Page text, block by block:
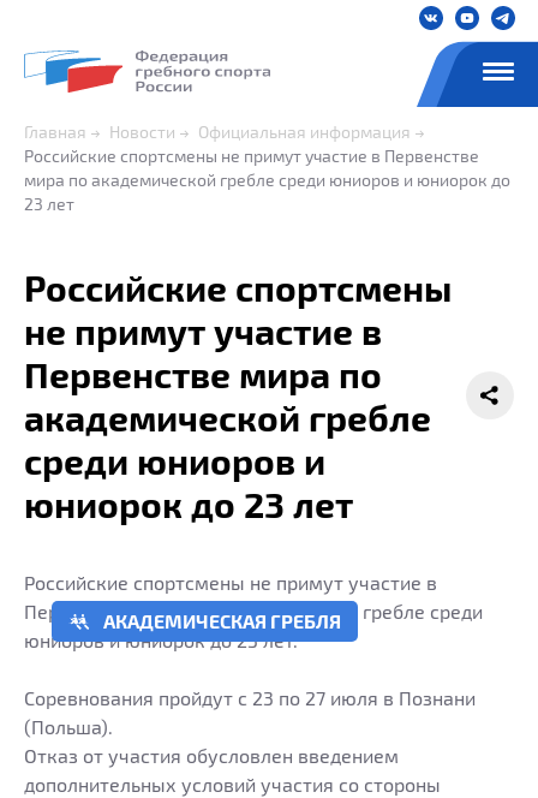
Главная Новости
Официальная информация
Российские спортсмены не примут участие в Первенстве
мира по академической гребле среди юниоров и юниорок до
23 лет
Российские спортсмены
не примут участие в
Первенстве мира по
академической гребле
среди юниоров и
юниорок до 23 лет
АКАДЕМИЧЕСКАЯ ГРЕБЛЯ
Российские спортсмены не примут участие в
Первенстве мира по академической гребле среди
юниоров и юниорок до 23 лет.
Соревнования пройдут с 23 по 27 июля в Познани
(Польша).
Отказ от участия обусловлен введением
дополнительных условий участия со стороны